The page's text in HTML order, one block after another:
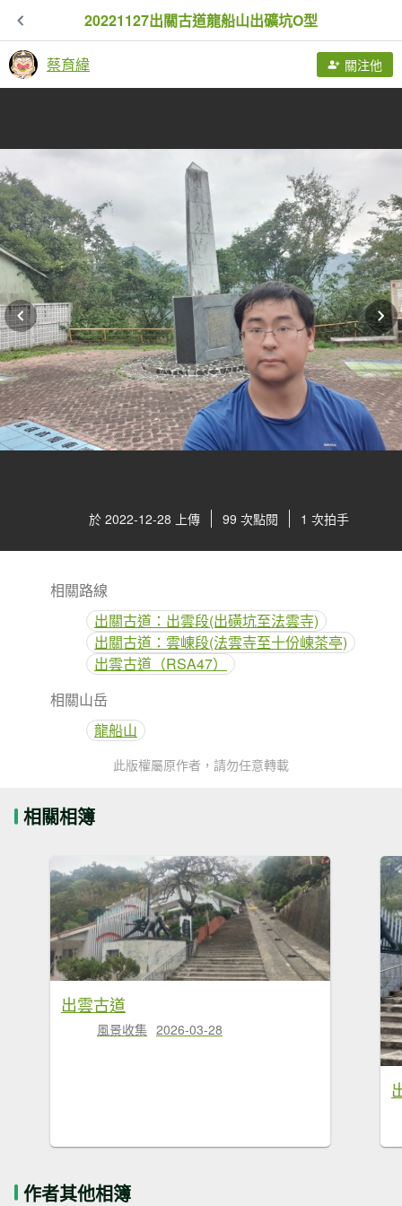
20221127出關古道龍船山出礦坑O型
蔡育緯 關注他
於 2022-12-28 上傳 99 次點閱 1 次拍手
相關路線
出關古道：出雲段(出磺坑至法雲寺)
出關古道：雲崠段(法雲寺至十份崠茶亭)
出雲古道（RSA47）
相關山岳
龍船山
此版權屬原作者，請勿任意轉載
相關相簿
出雲古道
風景收集 2026-03-28
作者其他相簿